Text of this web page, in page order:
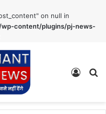
on null in
content/plugins/pj-news-
Log